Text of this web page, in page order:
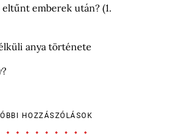
emberek után? (1.
anya története
HOZZÁSZÓLÁSOK